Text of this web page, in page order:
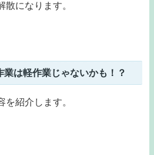
散になります。
は軽作業じゃないかも！？
紹介します。